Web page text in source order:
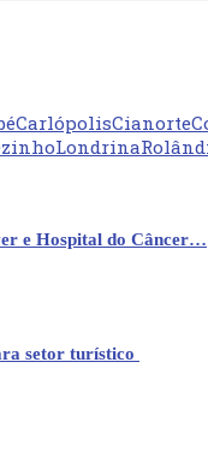
CarlópolisCianorte
Londrina
e Hospital do Câncer…
setor turístico